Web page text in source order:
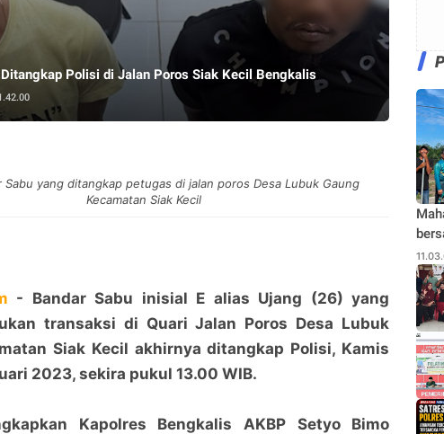
Polisi di Jalan Poros Siak Kecil Bengkalis
Sabu yang ditangkap petugas di jalan poros Desa Lubuk Gaung
Kecamatan Siak Kecil
- Bandar Sabu inisial E alias Ujang (26) yang
transaksi di Quari Jalan Poros Desa Lubuk
Siak Kecil akhirnya ditangkap Polisi, Kamis
2023, sekira pukul 13.00 WIB.
Kapolres Bengkalis AKBP Setyo Bimo